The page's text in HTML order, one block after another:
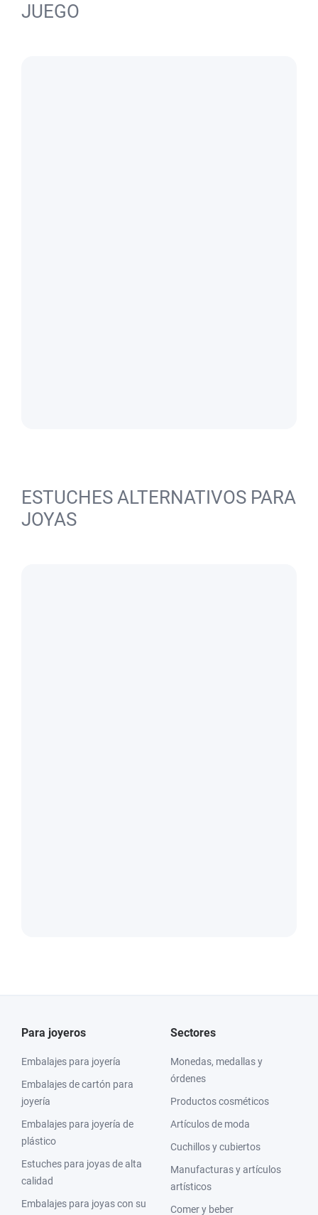
JUEGO
ESTUCHES ALTERNATIVOS PARA
JOYAS
Para joyeros
Embalajes para joyería
Embalajes de cartón para
joyería
Embalajes para joyería de
plástico
Estuches para joyas de alta
calidad
Embalajes para joyas con su
Sectores
Monedas, medallas y
órdenes
Productos cosméticos
Artículos de moda
Cuchillos y cubiertos
Manufacturas y artículos
artísticos
Comer y beber